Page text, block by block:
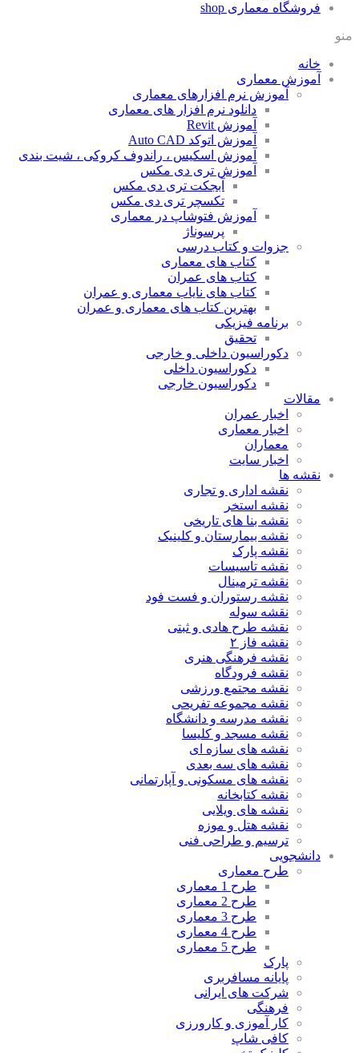
فروشگاه معماری shop
منو
خانه
آموزش معماری
آموزش نرم افزارهای معماری
دانلود نرم افزار های معماری
آموزش Revit
آموزش اتوکد Auto CAD
آموزش اسکیس ، راندوف کروکی ، شیت بندی
آموزش تری دی مکس
آبجکت تری دی مکس
تکسچر تری دی مکس
آموزش فتوشاپ در معماری
پرسوناژ
جزوات و کتاب درسی
کتاب های معماری
کتاب های عمران
کتاب های نایاب معماری و عمران
بهترین کتاب های معماری و عمران
برنامه فیزیکی
تحقیق
دکوراسیون داخلی و خارجی
دکوراسیون داخلی
دکوراسیون خارجی
مقالات
اخبار عمران
اخبار معماری
معماران
اخبار سایت
نقشه ها
نقشه اداری و تجاری
نقشه استخر
نقشه بنا های تاریخی
نقشه بیمارستان و کلینیک
نقشه پارک
نقشه تاسیسات
نقشه ترمینال
نقشه رستوران و فست فود
نقشه سوله
نقشه طرح هادی و ثبتی
نقشه فاز ۲
نقشه فرهنگی هنری
نقشه فرودگاه
نقشه مجتمع ورزشی
نقشه مجموعه تفریحی
نقشه مدرسه و دانشگاه
نقشه مسجد و کلیسا
نقشه های سازه ای
نقشه های سه بعدی
نقشه های مسکونی و آپارتمانی
نقشه کتابخانه
نقشه های ویلایی
نقشه هتل و موزه
ترسیم و طراحی فنی
دانشجویی
طرح معماری
طرح 1 معماری
طرح 2 معماری
طرح 3 معماری
طرح 4 معماری
طرح 5 معماری
پارک
پایانه مسافربری
شرکت های ایرانی
فرهنگی
کار آموزی و کارورزی
کافی شاپ